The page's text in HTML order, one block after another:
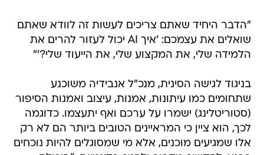
"הדבר היחיד שאתם צריכים לעשות זה לוודא שאתם
שואלים את עצמכם: 'איך AI יכול לעזור להרים את
הלמידה שלי, את המקצוע שלי, את הייעוד שלי?'"
בניגוד לגישה הסינית, מנכ"ל אנבידיה משוכנע
שתחומים כמו עיתונות, אמנות, עיצוב ואמנות הסיפור
(סטוריטלינג) ישמרו על ערכם ואף יתעצמו. כדוגמה
לכך, הוא ציין כי המראיינים הטובים ביותר הם לא רק
אלו שמגיעים מוכנים, אלא מי שמסוגלים להיות נוכחים